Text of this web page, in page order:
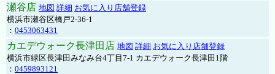
瀬谷店 地図 詳細 お気に入り店舗登録
横浜市瀬谷区橋戸2-36-1
： 0453063431
カエデウォーク長津田店 地図 詳細 お気に入り店舗登録
横浜市緑区長津田みなみ台4丁目7-1 カエデウォーク長津田1階
： 0459893121